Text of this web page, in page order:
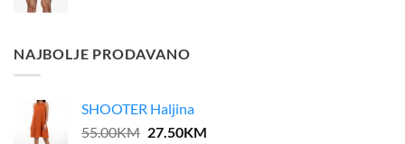
45.00KM.
NAJBOLJE PRODAVANO
SHOOTER Haljina
55.00KM Original
27.50KMCurrent